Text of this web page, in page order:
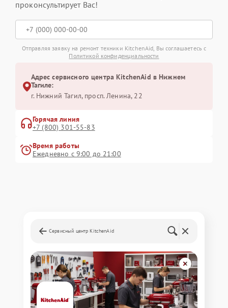
проконсультирует Вас!
Отправляя заявку на ремонт техники KitchenAid, Вы соглашаетесь с
Политикой конфиденциальности
Адрес сервисного центра KitchenAid в Нижнем
Тагиле:
г. Нижний Тагил, просп. Ленина, 22
Горячая линия
+7 (800) 301-55-83
Время работы
Ежедневно с 9:00 до 21:00
Сервисный центр KitchenAid